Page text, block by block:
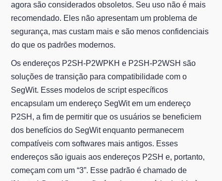
agora são considerados obsoletos. Seu uso não é mais
recomendado. Eles não apresentam um problema de
segurança, mas custam mais e são menos confidenciais
do que os padrões modernos.
Os endereços P2SH-P2WPKH e P2SH-P2WSH são
soluções de transição para compatibilidade com o
SegWit. Esses modelos de script específicos
encapsulam um endereço SegWit em um endereço
P2SH, a fim de permitir que os usuários se beneficiem
dos benefícios do SegWit enquanto permanecem
compatíveis com softwares mais antigos. Esses
endereços são iguais aos endereços P2SH e, portanto,
começam com um “3”. Esse padrão é chamado de